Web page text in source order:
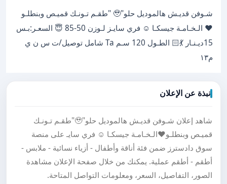
شـوفن قديـش هالموديل حلو"🥹 "طقـم تـونـك قميـص وبنطلـو
❤️ الـخـامـة جيسكـا ☺️ فري سايـز لـوزن 50-85 😇 السعـر:بـس
15ديـنـار 💃🏻 الطـول 120 سـم Ta شامل توصيل/ت س ن ي
م١٣
نبذة عن الإعلان
شاهد إعلان شـوفن قديـش هالموديل حلو"🥹"طقـم تـونـك
قميـص وبنطلـو❤️الـخـامـة جيسكـا ☺️ فري سايـ على منصة
سوق دادسترز ضمن فئة أناقة وأطفال - أزياء نسائية - ملابس -
أطقم - أطقم عملية. يمكنك من خلال صفحة الإعلان مشاهدة
الصور، التفاصيل، السعر، ومعلومات التواصل المتاحة.